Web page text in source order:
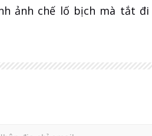
ảnh chế lố bịch mà tắt đi